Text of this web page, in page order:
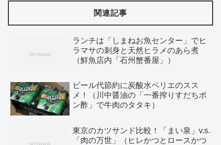
関連記事
ランチは「しまねお魚センター」でヒ
ラマサの刺身と天然ヒラメのあら煮
（鮮魚店内「石州蟹番屋」）
ビール代節約に炭酸水ペリエのスス
メ！（川中醤油の「一番搾りすだちポ
ン酢」で牛肉のタタキ）
東京のカツサンド比較！「まい泉」v.s.
「肉の万世」（ヒレかつとロースかつ